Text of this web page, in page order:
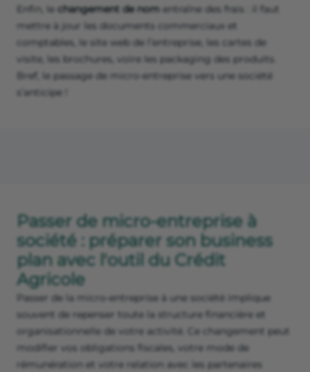
Enfin, le changement de nom entraîne des frais : il faut
mettre à jour les documents commerciaux et
comptables, le site web de l’entreprise, les cartes de
visite, les brochures, voire les packaging des produits.
Bref, le passage de micro-entreprise vers une société
s’anticipe !
Passer de micro-entreprise à
société : préparer son business
plan avec l'outil du Crédit
Agricole
Passer de la micro-entreprise à une société implique
souvent de repenser toute la structure financière et
organisationnelle de votre activité. Ce changement peut
modifier vos obligations fiscales, votre mode de
rémunération et votre relation avec les partenaires